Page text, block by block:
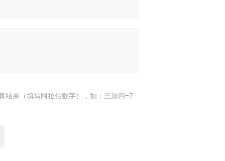
结果（填写阿拉伯数字），如：三加四=7